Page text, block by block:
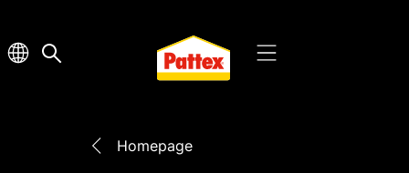
Homepage